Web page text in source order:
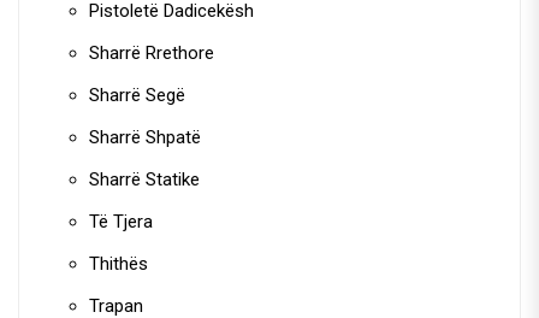
Pistoletë Dadicekësh
Sharrë Rrethore
Sharrë Segë
Sharrë Shpatë
Sharrë Statike
Të Tjera
Thithës
Trapan